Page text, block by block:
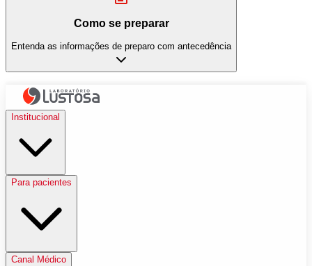
Como se preparar
Entenda as informações de preparo com antecedência
Institucional
Para pacientes
Canal Médico